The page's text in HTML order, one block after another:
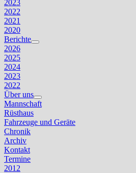
2023
2022
2021
2020
Berichte
Untermenü
2026
2025
2024
2023
2022
Über uns
Untermenü
anzeigen
Mannschaft
Rüsthaus
Fahrzeuge und Geräte
Chronik
Archiv
Kontakt
Termine
2012